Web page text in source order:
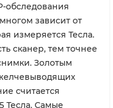
обследования
зависит от
измеряется Тесла.
сканер, тем точнее
Золотым
считается
Тесла. Самые